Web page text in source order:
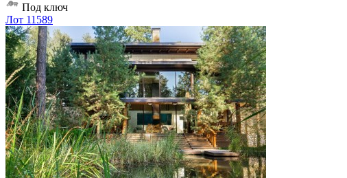
Под ключ
Лот 11589